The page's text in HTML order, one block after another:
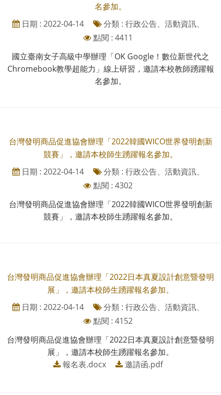
名參加。
日期 : 2022-04-14
分類 : 行政公告、活動資訊、
點閱 : 4411
國立臺南女子高級中學辦理「OK Google！數位新世代之
Chromebook教學超能力」線上研習，邀請本校教師踴躍報
名參加。
台灣發明商品促進協會辦理「2022韓國WICO世界發明創新
競賽」，邀請本校師生踴躍報名參加。
日期 : 2022-04-14
分類 : 行政公告、活動資訊、
點閱 : 4302
台灣發明商品促進協會辦理「2022韓國WICO世界發明創新
競賽」，邀請本校師生踴躍報名參加。
台灣發明商品促進協會辦理「2022日本真夏設計創意暨發明
展」，邀請本校師生踴躍報名參加。
日期 : 2022-04-14
分類 : 行政公告、活動資訊、
點閱 : 4152
台灣發明商品促進協會辦理「2022日本真夏設計創意暨發明
展」，邀請本校師生踴躍報名參加。
報名表.docx
邀請函.pdf